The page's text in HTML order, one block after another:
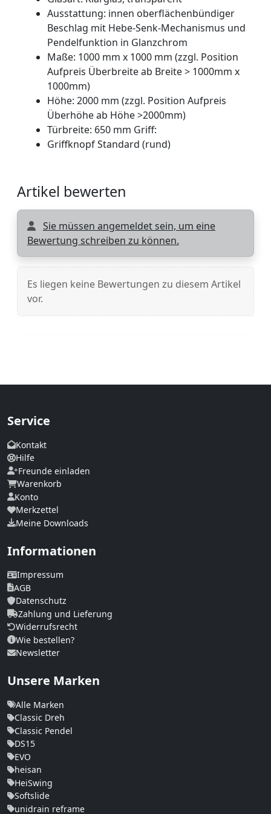
Ausstattung: innen oberflächenbündiger
Beschlag mit Hebe-Senk-Mechanismus und
Pendelfunktion in Glanzchrom
Maße: 1000 mm x 1000 mm (zzgl. Position
Aufpreis Überbreite ab Breite > 1000mm x
1000mm)
Höhe: 2000 mm (zzgl. Position Aufpreis
Überhöhe ab Höhe >2000mm)
Türbreite: 650 mm Griff:
Griffknopf Standard (rund)
Artikel bewerten
Sie müssen angemeldet sein, um eine
Bewertung schreiben zu können.
Es liegen keine Bewertungen zu diesem Artikel
vor.
Service
Kontakt
Hilfe
Freunde einladen
Warenkorb
Konto
Merkzettel
Meine Downloads
Informationen
Impressum
AGB
Datenschutz
Zahlung und Lieferung
Widerrufsrecht
Wie bestellen?
Newsletter
Unsere Marken
Alle Marken
Classic Dreh
Classic Pendel
DS15
EVO
heisan
HeiSwing
Softslide
unidrain reframe